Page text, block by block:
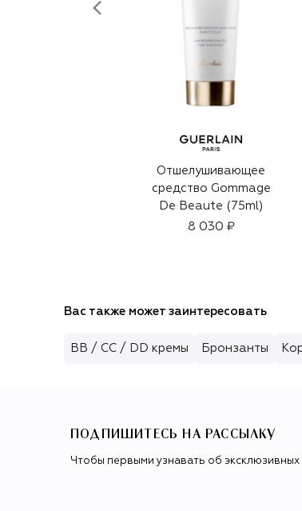
Отшелушивающее
средство Gommage
De Beaute (75ml)
8 030 ₽
Вас также может заинтересовать
BB / CC / DD кремы Бронзанты
ПОДПИШИТЕСЬ НА РАССЫЛКУ
Чтобы первыми узнавать об